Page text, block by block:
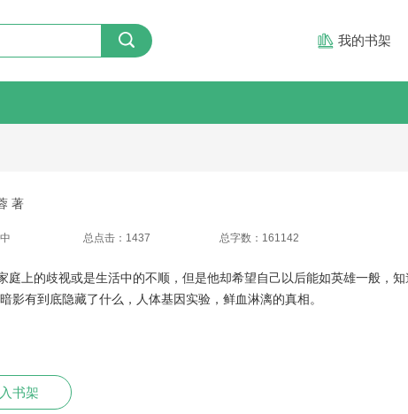
我的书架
著
总点击： 1437 总字数： 161142
庭上的歧视或是生活中的不顺，但是他却希望自己以后能如英雄一般，
影有到底隐藏了什么，人体基因实验，鲜血淋漓的真相。
书架